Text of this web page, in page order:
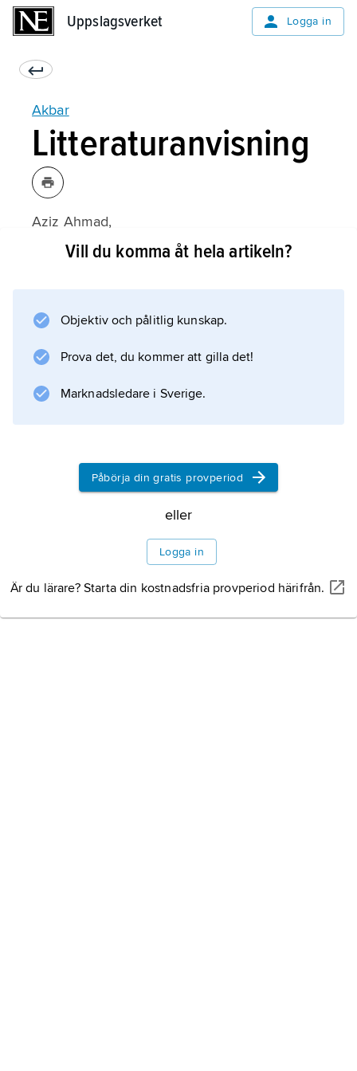
Uppslagsverket Logga in
Akbar
Litteraturanvisning
Aziz Ahmad,
An Intellectual History of Islam in India
Vill du komma åt hela artikeln?
Objektiv och pålitlig kunskap.
Prova det, du kommer att gilla det!
Marknadsledare i Sverige.
Påbörja din gratis provperiod
eller
Logga in
Är du lärare? Starta din kostnadsfria provperiod härifrån.